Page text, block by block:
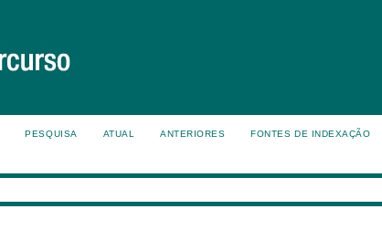
PESQUISA ATUAL ANTERIORES FONTES DE INDEXAÇÃO